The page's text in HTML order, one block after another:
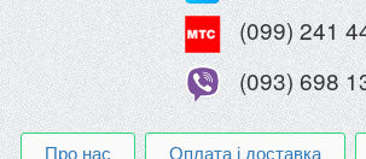
(099) 241
(093) 698
Про нас Оплата і доставка